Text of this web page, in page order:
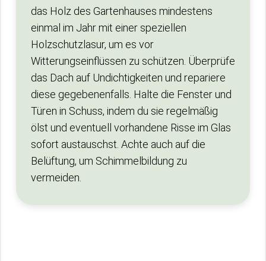
das Holz des Gartenhauses mindestens
einmal im Jahr mit einer speziellen
Holzschutzlasur, um es vor
Witterungseinflüssen zu schützen. Überprüfe
das Dach auf Undichtigkeiten und repariere
diese gegebenenfalls. Halte die Fenster und
Türen in Schuss, indem du sie regelmäßig
ölst und eventuell vorhandene Risse im Glas
sofort austauschst. Achte auch auf die
Belüftung, um Schimmelbildung zu
vermeiden.